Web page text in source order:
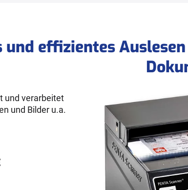
und effizientes
und verarbeitet
und Bilder u.a.